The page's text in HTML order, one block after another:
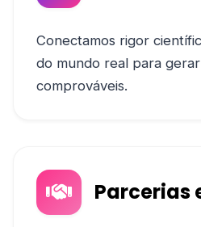
Conectamos rigor
do mundo real para
comprováveis.
Parcerias